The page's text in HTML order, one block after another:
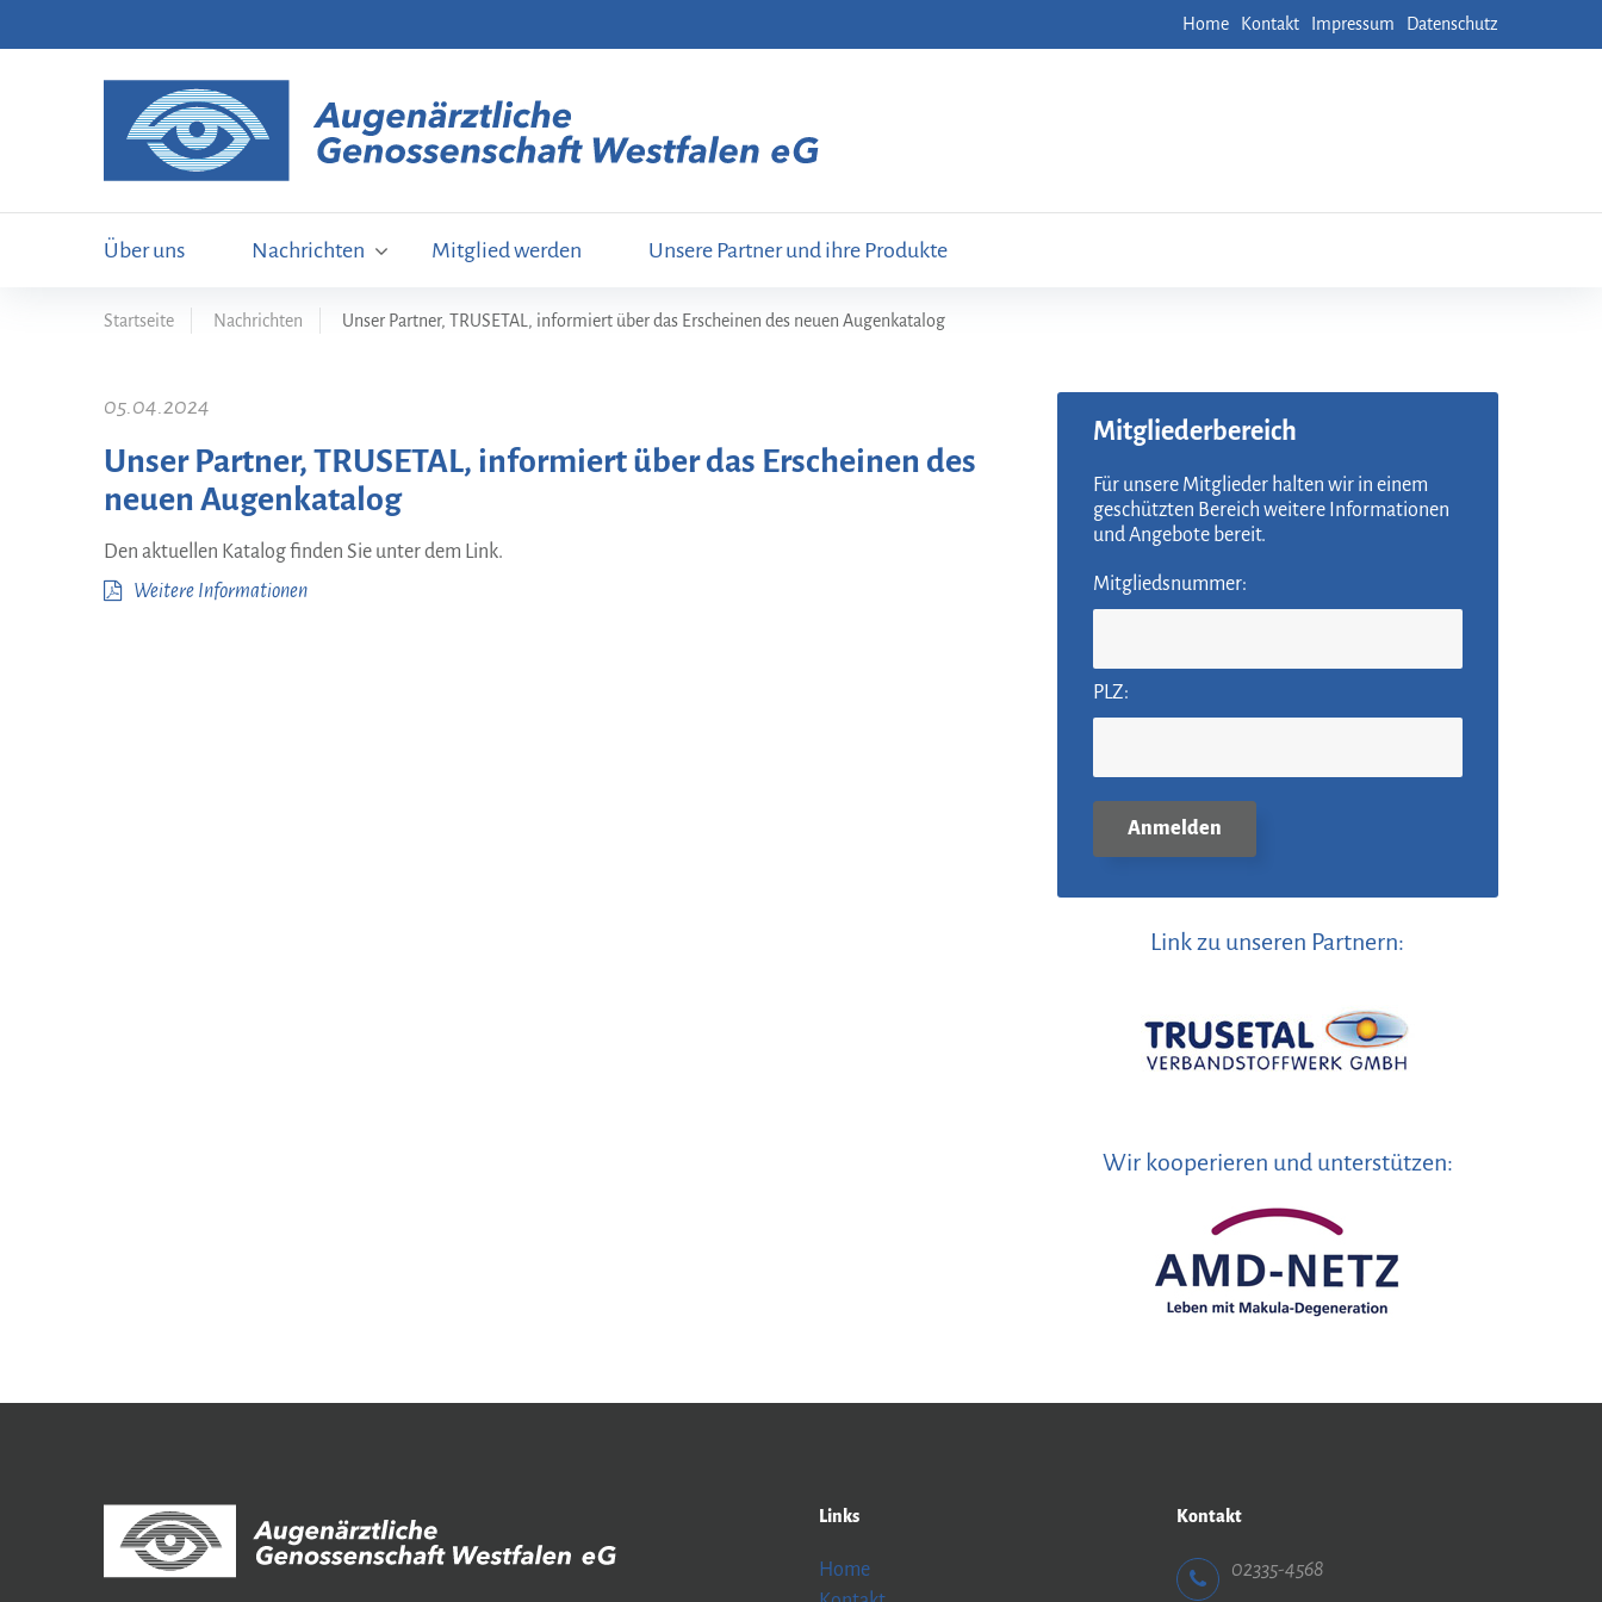
Home Kontakt Impressum Datenschutz
Über uns Nachrichten Mitglied werden Unsere Partner und ihre Produkte
Startseite Nachrichten Unser Partner, TRUSETAL, informiert über das Erscheinen des neuen Augenkatalog
05.04.2024
Unser Partner, TRUSETAL, informiert über das Erscheinen des
neuen Augenkatalog
Den aktuellen Katalog finden Sie unter dem Link.
Weitere Informationen
Mitgliederbereich
Für unsere Mitglieder halten wir in einem
geschützten Bereich weitere Informationen
und Angebote bereit.
Mitgliedsnummer:
PLZ:
Link zu unseren Partnern:
Wir kooperieren und unterstützen:
Links
Home
Kontakt
02335-4568